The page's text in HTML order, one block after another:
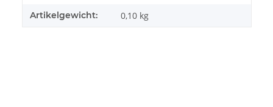
Artikelgewicht: 0,10 kg